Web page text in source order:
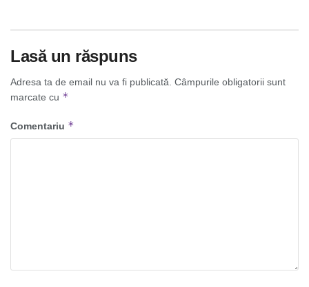
Lasă un răspuns
Adresa ta de email nu va fi publicată. Câmpurile obligatorii sunt
marcate cu *
Comentariu *